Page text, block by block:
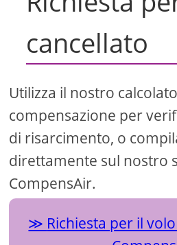
cancellato
Utilizza il nostro
compensazione per
di risarcimento, o
direttamente sul nostro
CompensAir.
Richiesta per il